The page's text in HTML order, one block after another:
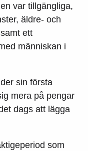
var tillgängliga,
äldre- och
ett
människan i
sin första
mera på pengar
dags att lägga
som